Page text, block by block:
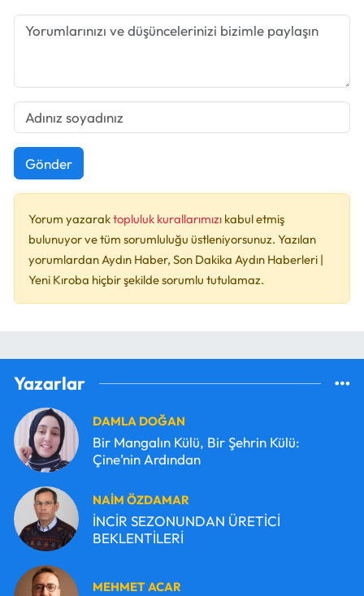
Gönder
Yorum yazaraktopluluk kurallarımızı kabul etmiş
bulunuyor ve tüm sorumluluğu üstleniyorsunuz. Yazılan
yorumlardan Aydın Haber, Son Dakika Aydın Haberleri |
Yeni Kıroba hiçbir şekilde sorumlu tutulamaz.
Yazarlar
DAMLA DOĞAN
Bir Mangalın Külü, Bir Şehrin Külü:
Çine’nin Ardından
NAİM ÖZDAMAR
İNCİR SEZONUNDAN ÜRETİCİ
BEKLENTİLERİ
MEHMET ACAR